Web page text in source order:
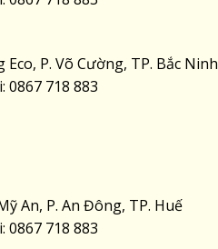
P. Võ Cường, TP. Bắc Ninh
718 883
An, P. An Đông, TP. Huế
718 883